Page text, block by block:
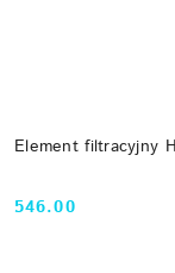
Element filtracyjny
Cena:
546.00